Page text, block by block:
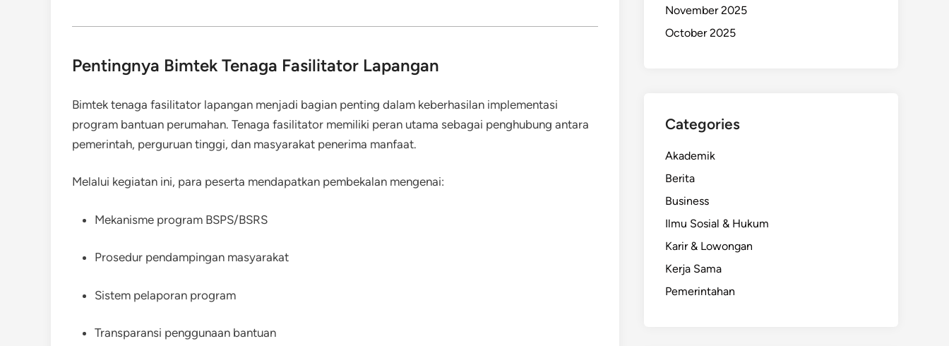
Pentingnya Bimtek Tenaga Fasilitator Lapangan
Bimtek tenaga fasilitator lapangan menjadi bagian penting dalam keberhasilan implementasi
program bantuan perumahan. Tenaga fasilitator memiliki peran utama sebagai penghubung antara
pemerintah, perguruan tinggi, dan masyarakat penerima manfaat.
Melalui kegiatan ini, para peserta mendapatkan pembekalan mengenai:
Mekanisme program BSPS/BSRS
Prosedur pendampingan masyarakat
Sistem pelaporan program
Transparansi penggunaan bantuan
November 2025
October 2025
Categories
Akademik
Berita
Business
Ilmu Sosial & Hukum
Karir & Lowongan
Kerja Sama
Pemerintahan